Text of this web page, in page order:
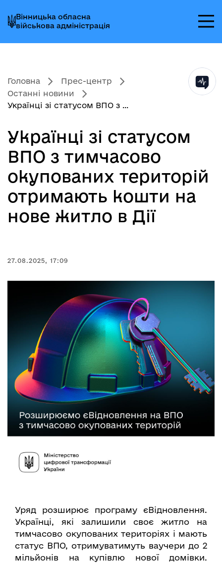
до
головного
меню
до
головного
вмісту
до
головного
колонтитула
Вінницька обласна
військова адміністрація
Головна
Прес-центр
Останні новини
Українці зі статусом ВПО з ...
Українці зі статусом
ВПО з тимчасово
окупованих територій
отримають кошти на
нове житло в Дії
27.08.2025, 17:09
Уряд розширює програму єВідновлення.
Українці, які залишили своє житло на
тимчасово окупованих територіях і мають
статус ВПО, отримуватимуть ваучери до 2
мільйонів на купівлю нової домівки.